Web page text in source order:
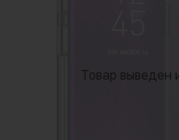
Товар выведен